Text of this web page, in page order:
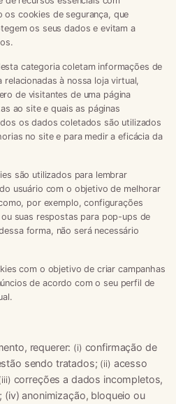
os cookies de segurança, que
os seus dados e evitam a
categoria coletam informações de
à nossa loja virtual,
de visitantes de uma página
ao site e quais as páginas
os dados coletados são utilizados
no site e para medir a eficácia da
são utilizados para lembrar
usuário com o objetivo de melhorar
por exemplo, configurações
suas respostas para pop-ups de
forma, não será necessário
com o objetivo de criar campanhas
de acordo com o seu perfil de
requerer: (i) confirmação de
sendo tratados; (ii) acesso
correções a dados incompletos,
anonimização, bloqueio ou